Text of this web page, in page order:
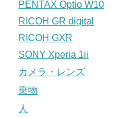
PENTAX Optio W10
RICOH GR digital
RICOH GXR
SONY Xperia 1ii
カメラ・レンズ
乗物
人